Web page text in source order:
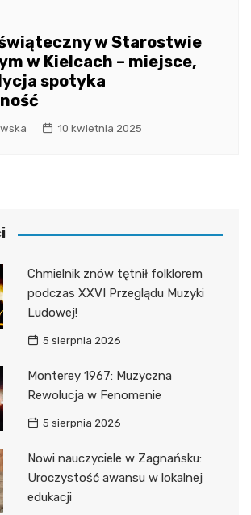
w Starostwie
w Kielcach – miejsce,
spotyka
10 kwietnia 2025
Chmielnik znów tętnił folklorem
podczas XXVI Przeglądu Muzyki
Ludowej!
5 sierpnia 2026
Monterey 1967: Muzyczna
Rewolucja w Fenomenie
5 sierpnia 2026
Nowi nauczyciele w Zagnańsku:
Uroczystość awansu w lokalnej
edukacji